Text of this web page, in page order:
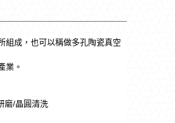
組成，也可以稱做多孔陶瓷真空
業。
磨/晶圓清洗